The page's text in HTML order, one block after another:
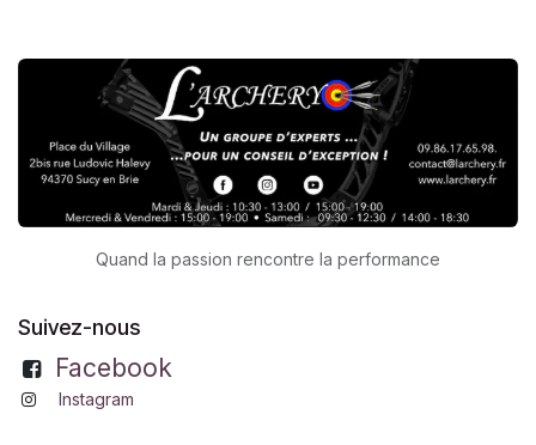
Quand la passion rencontre la performance
Suivez-nous
Facebook
Instagram